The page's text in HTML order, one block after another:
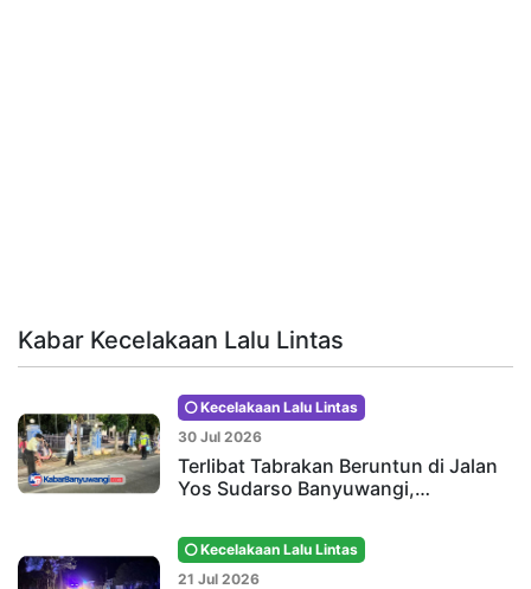
Kabar Kecelakaan Lalu Lintas
Kecelakaan Lalu Lintas
30 Jul 2026
Terlibat Tabrakan Beruntun di Jalan
Yos Sudarso Banyuwangi,…
Kecelakaan Lalu Lintas
21 Jul 2026